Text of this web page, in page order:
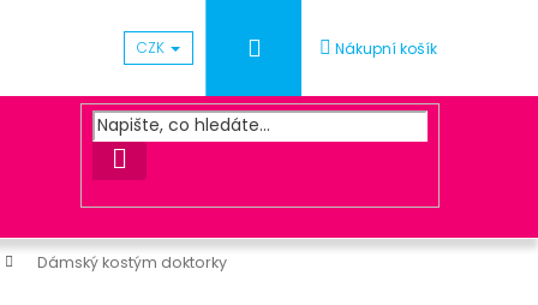
CZK PřihlášeníNákupní košík
HLEDAT
Dámský kostým doktorky